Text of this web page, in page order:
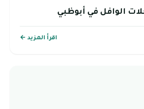
الوافل في أبوظبي
اقرأ المزيد ←